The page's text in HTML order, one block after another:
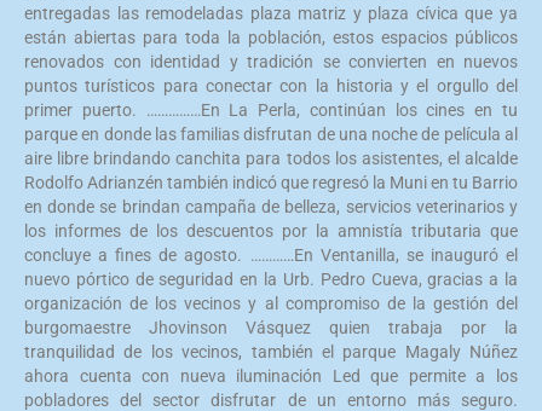
entregadas las remodeladas plaza matriz y plaza cívica que ya
están abiertas para toda la población, estos espacios públicos
renovados con identidad y tradición se convierten en nuevos
puntos turísticos para conectar con la historia y el orgullo del
primer puerto. ……………En La Perla, continúan los cines en tu
parque en donde las familias disfrutan de una noche de película al
aire libre brindando canchita para todos los asistentes, el alcalde
Rodolfo Adrianzén también indicó que regresó la Muni en tu Barrio
en donde se brindan campaña de belleza, servicios veterinarios y
los informes de los descuentos por la amnistía tributaria que
concluye a fines de agosto. …………En Ventanilla, se inauguró el
nuevo pórtico de seguridad en la Urb. Pedro Cueva, gracias a la
organización de los vecinos y al compromiso de la gestión del
burgomaestre Jhovinson Vásquez quien trabaja por la
tranquilidad de los vecinos, también el parque Magaly Núñez
ahora cuenta con nueva iluminación Led que permite a los
pobladores del sector disfrutar de un entorno más seguro.